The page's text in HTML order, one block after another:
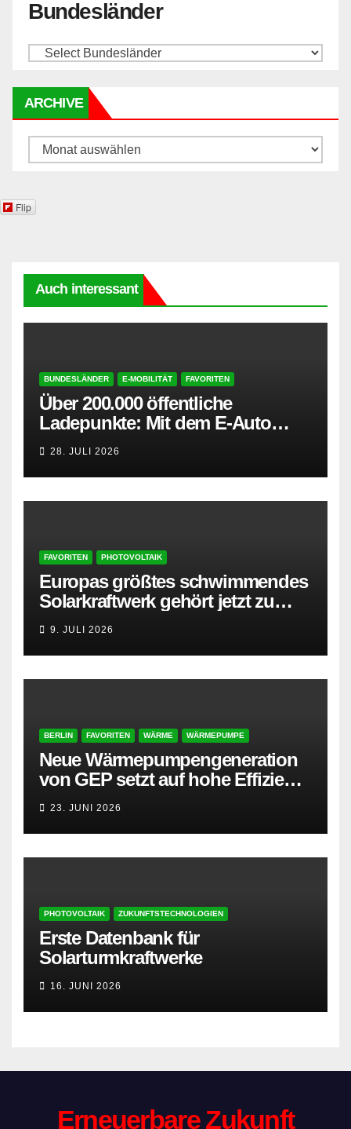
Bundesländer
ARCHIVE
Archive
Flip
Auch interessant
BUNDESLÄNDER E-MOBILITÄT FAVORITEN
Über 200.000 öffentliche
Ladepunkte: Mit dem E-Auto
entspannt in den Sommerurlaub
28. JULI 2026
FAVORITEN PHOTOVOLTAIK
Europas größtes schwimmendes
Solarkraftwerk gehört jetzt zu
AMPYR
9. JULI 2026
BERLIN FAVORITEN WÄRME WÄRMEPUMPE
Neue Wärmepumpengeneration
von GEP setzt auf hohe Effizienz
und besonders leisen Betrieb
23. JUNI 2026
PHOTOVOLTAIK ZUKUNFTSTECHNOLOGIEN
Erste Datenbank für
Solarturmkraftwerke
16. JUNI 2026
Erneuerbare Zukunft